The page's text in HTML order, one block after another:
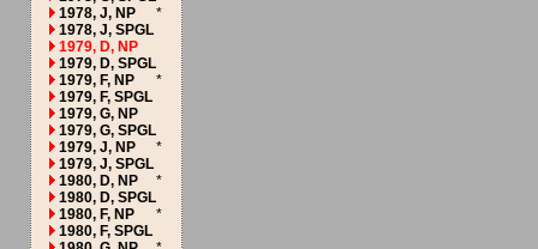
1978, J, NP
*
1978, J, SPGL
1979, D, NP
1979, D, SPGL
1979, F, NP
*
1979, F, SPGL
1979, G, NP
1979, G, SPGL
1979, J, NP
*
1979, J, SPGL
1980, D, NP
*
1980, D, SPGL
1980, F, NP
*
1980, F, SPGL